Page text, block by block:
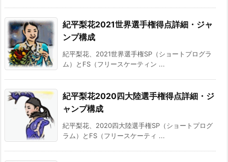
紀平梨花2021世界選手権得点詳細・ジャ
ンプ構成
紀平梨花、2021世界選手権SP（ショートプログラ
ム）とFS（フリースケーティン ...
紀平梨花2020四大陸選手権得点詳細・ジ
ャンプ構成
紀平梨花、2020四大陸選手権SP（ショートプログ
ラム）とFS（フリースケーティ ...